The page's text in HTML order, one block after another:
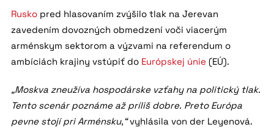
Ruskopred hlasovaním zvýšilo tlak na Jerevan
zavedením dovozných obmedzení voči viacerým
arménskym sektorom a výzvami na referendum o
ambíciách krajiny vstúpiť do Európskej únie (EÚ).
„Moskva zneužíva hospodárske vzťahy na politický tlak.
Tento scenár poznáme až príliš dobre. Preto Európa
pevne stojí pri Arménsku,“vyhlásila von der Leyenová.